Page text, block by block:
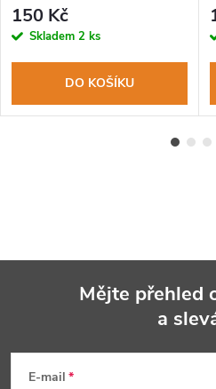
150 Kč
Skladem 2 ks
DO KOŠÍKU
Mějte přehled
a
E-mail